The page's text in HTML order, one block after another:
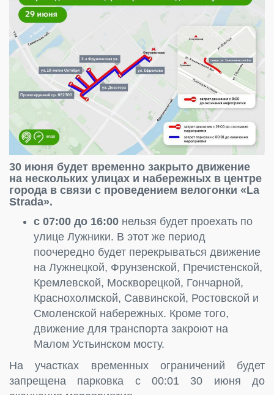
30 июня будет временно закрыто движение
на нескольких улицах и набережных в центре
города в связи с проведением велогонки «La
Strada».
с 07:00 до 16:00 нельзя будет проехать по
улице Лужники. В этот же период
поочередно будет перекрываться движение
на Лужнецкой, Фрунзенской, Пречистенской,
Кремлевской, Москворецкой, Гончарной,
Краснохолмской, Саввинской, Ростовской и
Смоленской набережных. Кроме того,
движение для транспорта закроют на
Малом Устьинском мосту.
На участках временных ограничений будет
запрещена парковка с 00:01 30 июня до